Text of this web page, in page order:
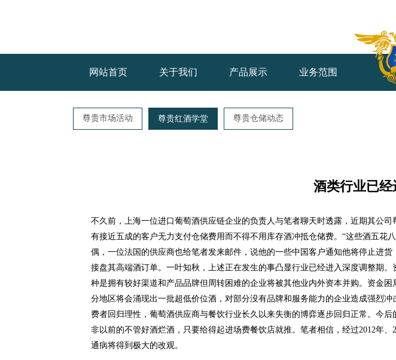
网站首页 关于我们 产品展示 业务范围
尊贵市场活动 尊贵红酒学堂 尊贵仓储动态
酒类行业已经
不久前，上海一位进口葡萄酒供应链企业的负责人与笔者聊天时透露，近期其公
有接近五成的客户无力支付仓储费用而不得不用库存酒冲抵仓储费。“这些酒五
偶，一位法国的供应商也给笔者发来邮件，说他的一些中国客户通知他将停止进
接盘其高端酒订单。一叶知秋，上述正在发生的事凸显行业已经进入深度调整期
种是拥有较好渠道和产品品牌但周转困难的企业将被其他业内外资本并购。资金
分地区将会涌现出一批超低价位酒，对部分没有品牌和服务能力的企业造成强烈
费者回归理性，葡萄酒供应商与餐饮行业长久以来失衡的博弈逐步回归正常。今
非以前的不管好酒烂酒，只要给得起进场费餐饮店就推。笔者相信，经过2012年
通病将得到极大的改观。